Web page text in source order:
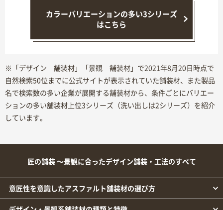
カラーバリエーションの多い3シリーズ
はこちら
※「デザイン 舗装材」「景観 舗装材」で2021年8月20日時点で
自然検索50位までに公式サイトが表示されていた舗装材、また製品
名で検索数の多い企業が展開する舗装材から、条件ごとにバリエー
ションの多い舗装材上位3シリーズ（洗い出しは2シリーズ）を紹介
しています。
匠の舗装 ～景観に合ったデザイン舗装・工法のすべて
意匠性を意識したアスファルト舗装材の選び方